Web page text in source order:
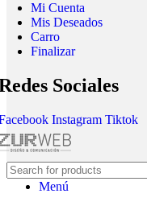
Mi Cuenta
Mis Deseados
Carro
Finalizar
Sociales
Instagram Tiktok
Menú